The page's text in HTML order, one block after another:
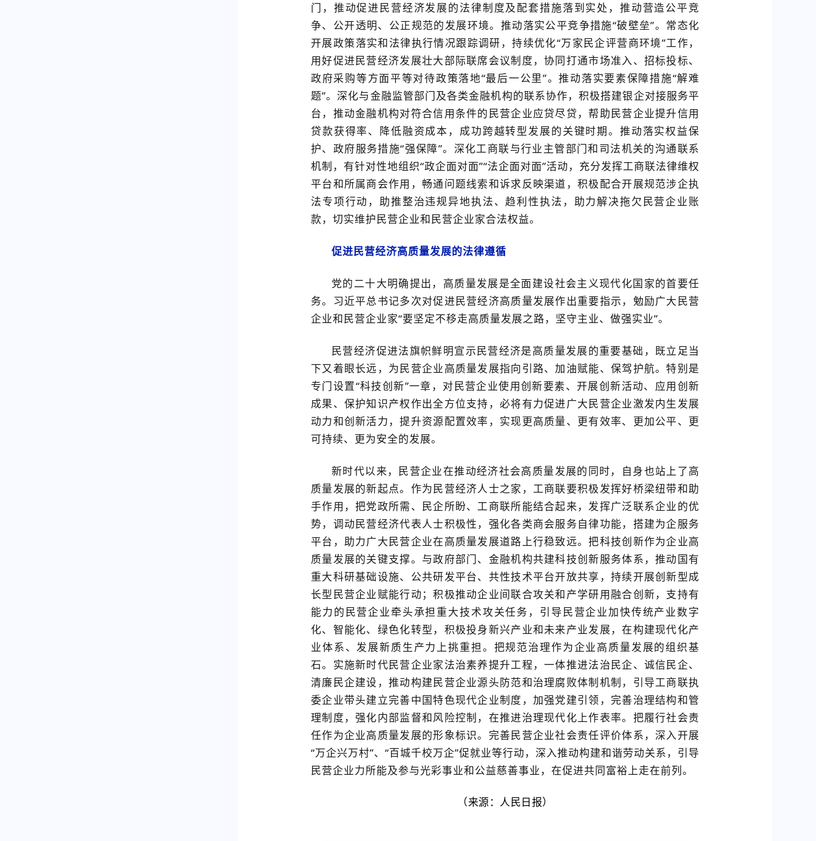
门，推动促进民营经济发展的法律制度及配套措施落到实处，推动营造公平竞
争、公开透明、公正规范的发展环境。推动落实公平竞争措施“破壁垒”。常态化
开展政策落实和法律执行情况跟踪调研，持续优化“万家民企评营商环境”工作，
用好促进民营经济发展壮大部际联席会议制度，协同打通市场准入、招标投标、
政府采购等方面平等对待政策落地“最后一公里”。推动落实要素保障措施“解难
题”。深化与金融监管部门及各类金融机构的联系协作，积极搭建银企对接服务平
台，推动金融机构对符合信用条件的民营企业应贷尽贷，帮助民营企业提升信用
贷款获得率、降低融资成本，成功跨越转型发展的关键时期。推动落实权益保
护、政府服务措施“强保障”。深化工商联与行业主管部门和司法机关的沟通联系
机制，有针对性地组织“政企面对面”“法企面对面”活动，充分发挥工商联法律维权
平台和所属商会作用，畅通问题线索和诉求反映渠道，积极配合开展规范涉企执
法专项行动，助推整治违规异地执法、趋利性执法，助力解决拖欠民营企业账
款，切实维护民营企业和民营企业家合法权益。
促进民营经济高质量发展的法律遵循
党的二十大明确提出，高质量发展是全面建设社会主义现代化国家的首要任
务。习近平总书记多次对促进民营经济高质量发展作出重要指示，勉励广大民营
企业和民营企业家“要坚定不移走高质量发展之路，坚守主业、做强实业”。
民营经济促进法旗帜鲜明宣示民营经济是高质量发展的重要基础，既立足当
下又着眼长远，为民营企业高质量发展指向引路、加油赋能、保驾护航。特别是
专门设置“科技创新”一章，对民营企业使用创新要素、开展创新活动、应用创新
成果、保护知识产权作出全方位支持，必将有力促进广大民营企业激发内生发展
动力和创新活力，提升资源配置效率，实现更高质量、更有效率、更加公平、更
可持续、更为安全的发展。
新时代以来，民营企业在推动经济社会高质量发展的同时，自身也站上了高
质量发展的新起点。作为民营经济人士之家，工商联要积极发挥好桥梁纽带和助
手作用，把党政所需、民企所盼、工商联所能结合起来，发挥广泛联系企业的优
势，调动民营经济代表人士积极性，强化各类商会服务自律功能，搭建为企服务
平台，助力广大民营企业在高质量发展道路上行稳致远。把科技创新作为企业高
质量发展的关键支撑。与政府部门、金融机构共建科技创新服务体系，推动国有
重大科研基础设施、公共研发平台、共性技术平台开放共享，持续开展创新型成
长型民营企业赋能行动；积极推动企业间联合攻关和产学研用融合创新，支持有
能力的民营企业牵头承担重大技术攻关任务，引导民营企业加快传统产业数字
化、智能化、绿色化转型，积极投身新兴产业和未来产业发展，在构建现代化产
业体系、发展新质生产力上挑重担。把规范治理作为企业高质量发展的组织基
石。实施新时代民营企业家法治素养提升工程，一体推进法治民企、诚信民企、
清廉民企建设，推动构建民营企业源头防范和治理腐败体制机制，引导工商联执
委企业带头建立完善中国特色现代企业制度，加强党建引领，完善治理结构和管
理制度，强化内部监督和风险控制，在推进治理现代化上作表率。把履行社会责
任作为企业高质量发展的形象标识。完善民营企业社会责任评价体系，深入开展
“万企兴万村”、“百城千校万企”促就业等行动，深入推动构建和谐劳动关系，引导
民营企业力所能及参与光彩事业和公益慈善事业，在促进共同富裕上走在前列。
（来源：人民日报）